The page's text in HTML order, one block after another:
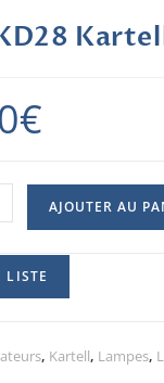
€
AJOUTER AU
LISTE
, Kartell, Lampes,